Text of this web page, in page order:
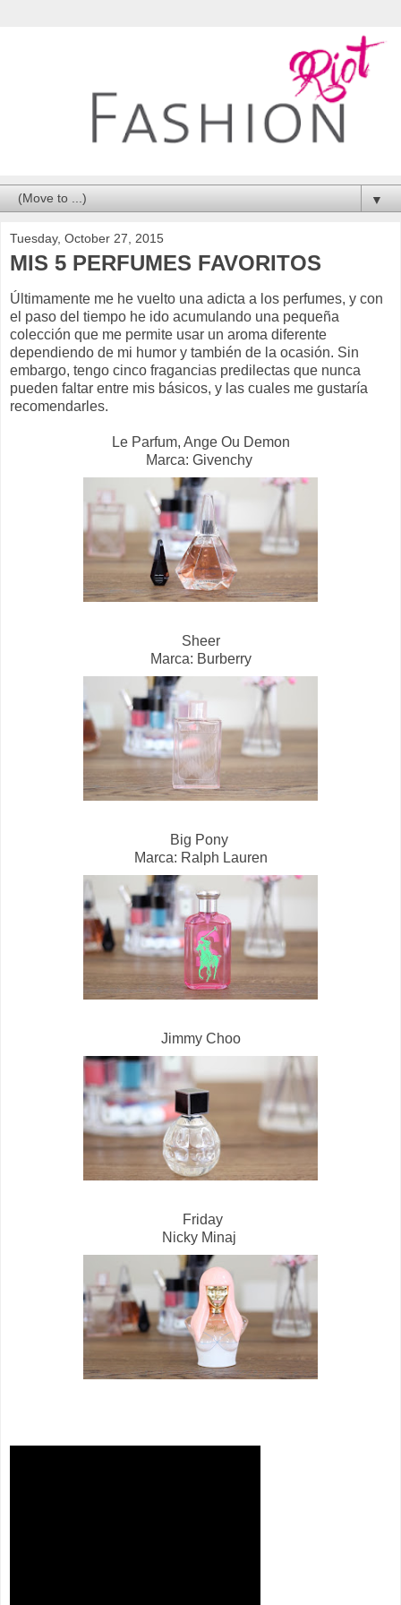
▼
Tuesday, October 27, 2015
MIS 5 PERFUMES FAVORITOS
Últimamente me he vuelto una adicta a los perfumes, y con
el paso del tiempo he ido acumulando una pequeña
colección que me permite usar un aroma diferente
dependiendo de mi humor y también de la ocasión. Sin
embargo, tengo cinco fragancias predilectas que nunca
pueden faltar entre mis básicos, y las cuales me gustaría
recomendarles.
Le Parfum, Ange Ou Demon
Marca: Givenchy
Sheer
Marca: Burberry
Big Pony
Marca: Ralph Lauren
Jimmy Choo
Friday
Nicky Minaj